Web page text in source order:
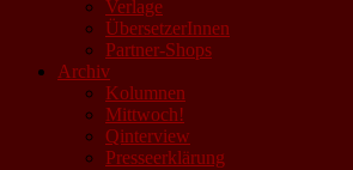
Verlage
ÜbersetzerInnen
Partner-Shops
Archiv
Kolumnen
Mittwoch!
Qinterview
Presseerklärung